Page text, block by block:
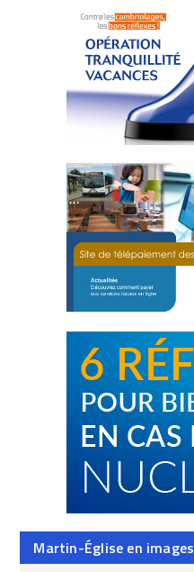
Martin-Église en images